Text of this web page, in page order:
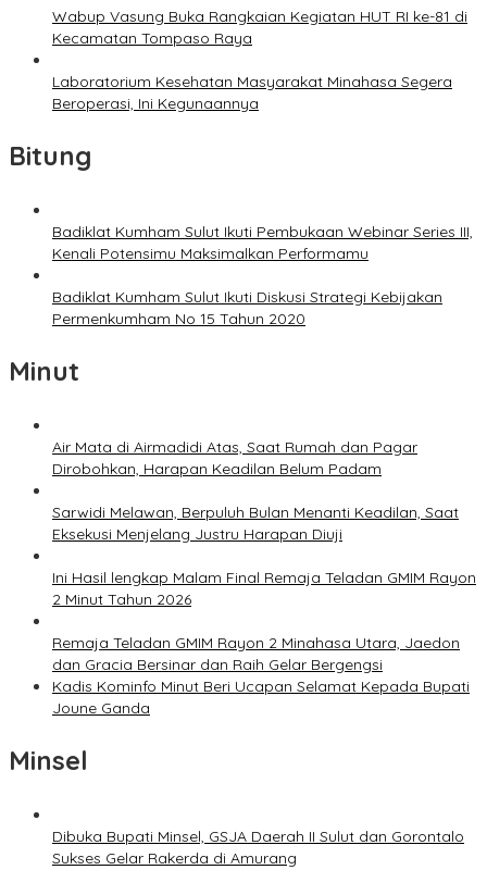
Wabup Vasung Buka Rangkaian Kegiatan HUT RI ke-81 di
Kecamatan Tompaso Raya
Laboratorium Kesehatan Masyarakat Minahasa Segera
Beroperasi, Ini Kegunaannya
Bitung
Badiklat Kumham Sulut Ikuti Pembukaan Webinar Series III,
Kenali Potensimu Maksimalkan Performamu
Badiklat Kumham Sulut Ikuti Diskusi Strategi Kebijakan
Permenkumham No 15 Tahun 2020
Minut
Air Mata di Airmadidi Atas, Saat Rumah dan Pagar
Dirobohkan, Harapan Keadilan Belum Padam
Sarwidi Melawan, Berpuluh Bulan Menanti Keadilan, Saat
Eksekusi Menjelang Justru Harapan Diuji
Ini Hasil lengkap Malam Final Remaja Teladan GMIM Rayon
2 Minut Tahun 2026
Remaja Teladan GMIM Rayon 2 Minahasa Utara, Jaedon
dan Gracia Bersinar dan Raih Gelar Bergengsi
Kadis Kominfo Minut Beri Ucapan Selamat Kepada Bupati
Joune Ganda
Minsel
Dibuka Bupati Minsel, GSJA Daerah II Sulut dan Gorontalo
Sukses Gelar Rakerda di Amurang